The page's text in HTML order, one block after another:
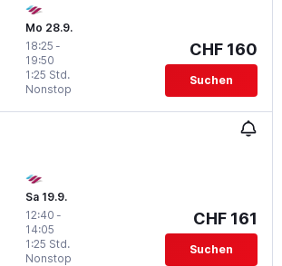
Mo 28.9.
18:25 -
19:50
Nonstop
1:25 Std.
CHF 160
Suchen
Sa 19.9.
12:40 -
14:05
Nonstop
1:25 Std.
CHF 161
Suchen